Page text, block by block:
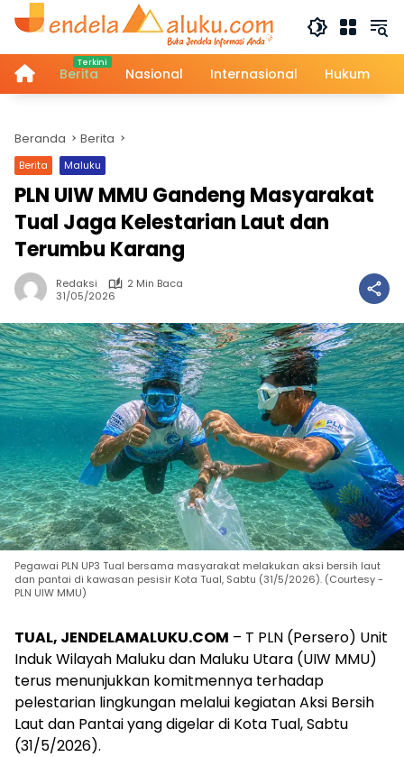
Langsung
HomeBerita Nasional Internasional Hukum
Beranda Berita
Berita Maluku
PLN UIW MMU Gandeng Masyarakat
Tual Jaga Kelestarian Laut dan
Terumbu Karang
Redaksi
2 Min Baca
31/05/2026
Pegawai PLN UP3 Tual bersama masyarakat melakukan aksi bersih laut
dan pantai di kawasan pesisir Kota Tual, Sabtu (31/5/2026). (Courtesy -
PLN UIW MMU)
TUAL, JENDELAMALUKU.COM – T PLN (Persero) Unit
Induk Wilayah Maluku dan Maluku Utara (UIW MMU)
terus menunjukkan komitmennya terhadap
pelestarian lingkungan melalui kegiatan Aksi Bersih
Laut dan Pantai yang digelar di Kota Tual, Sabtu
(31/5/2026).